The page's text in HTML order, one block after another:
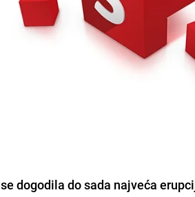
dogodila do sada najveća